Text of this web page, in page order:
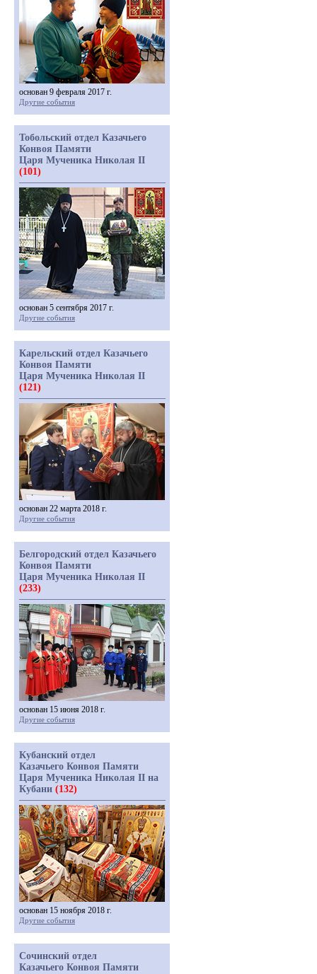
основан 9 февраля 2017 г.
Другие события
Тобольский отдел Казачьего
Конвоя Памяти
Царя Мученика Николая II
(101)
основан 5 сентября 2017 г.
Другие события
Карельский отдел Казачьего
Конвоя Памяти
Царя Мученика Николая II
(121)
основан 22 марта 2018 г.
Другие события
Белгородский отдел Казачьего
Конвоя Памяти
Царя Мученика Николая II
(233)
основан 15 июня 2018 г.
Другие события
Кубанский отдел
Казачьего Конвоя Памяти
Царя Мученика Николая II на
Кубани (132)
основан 15 ноября 2018 г.
Другие события
Сочинский отдел
Казачьего Конвоя Памяти